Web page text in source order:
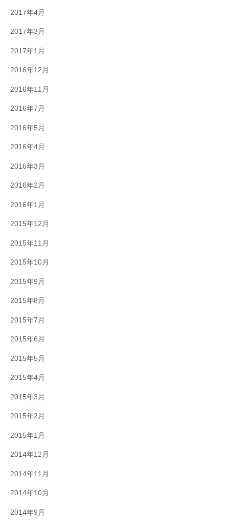
2017年4月
2017年3月
2017年1月
2016年12月
2016年11月
2016年7月
2016年5月
2016年4月
2016年3月
2016年2月
2016年1月
2015年12月
2015年11月
2015年10月
2015年9月
2015年8月
2015年7月
2015年6月
2015年5月
2015年4月
2015年3月
2015年2月
2015年1月
2014年12月
2014年11月
2014年10月
2014年9月